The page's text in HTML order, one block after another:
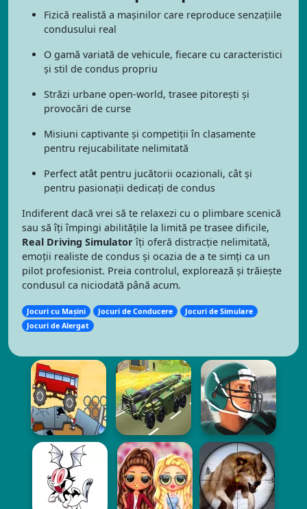
Fizică realistă a mașinilor care reproduce senzațiile
condusului real
O gamă variată de vehicule, fiecare cu caracteristici
și stil de condus propriu
Străzi urbane open-world, trasee pitorești și
provocări de curse
Misiuni captivante și competiții în clasamente
pentru rejucabilitate nelimitată
Perfect atât pentru jucătorii ocazionali, cât și
pentru pasionații dedicați de condus
Indiferent dacă vrei să te relaxezi cu o plimbare scenică
sau să îți împingi abilitățile la limită pe trasee dificile,
Real Driving Simulatorîți oferă distracție nelimitată,
emoții realiste de condus și ocazia de a te simți ca un
pilot profesionist. Preia controlul, explorează și trăiește
condusul ca niciodată până acum.
Jocuri cu Mașini Jocuri de Conducere
Jocuri de Simulare
Jocuri de Alergat